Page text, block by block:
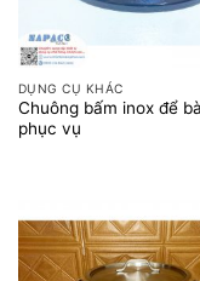
DỤNG CỤ KHÁC
Chuông bấm inox để
phục vụ